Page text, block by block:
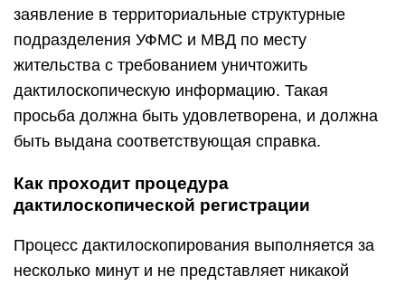
заявление в территориальные структурные
подразделения УФМС и МВД по месту
жительства с требованием уничтожить
дактилоскопическую информацию. Такая
просьба должна быть удовлетворена, и должна
быть выдана соответствующая справка.
Как проходит процедура
дактилоскопической регистрации
Процесс дактилоскопирования выполняется за
несколько минут и не представляет никакой